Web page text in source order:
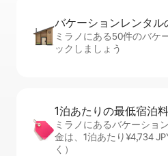
バケーションレ⁠ン⁠タ⁠ル⁠
ミラノにある50件のバケ
ックしましょう
1泊あたりの最⁠低⁠宿⁠泊⁠
ミラノにあるバケーショ
金は、1泊あたり¥4,734
く）